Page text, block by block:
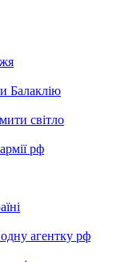
Балаклію
світло
рф
агентку рф